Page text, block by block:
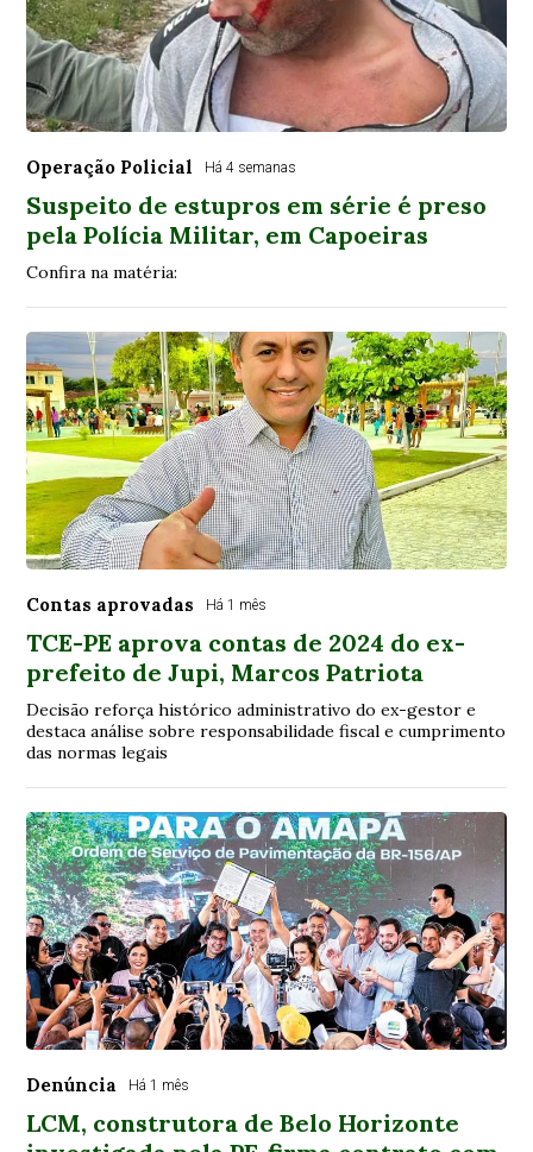
Operação Policial Há 4 semanas
Suspeito de estupros em série é preso
pela Polícia Militar, em Capoeiras
Confira na matéria:
Contas aprovadas Há 1 mês
TCE-PE aprova contas de 2024 do ex-
prefeito de Jupi, Marcos Patriota
Decisão reforça histórico administrativo do ex-gestor e
destaca análise sobre responsabilidade fiscal e cumprimento
das normas legais
Denúncia Há 1 mês
LCM, construtora de Belo Horizonte